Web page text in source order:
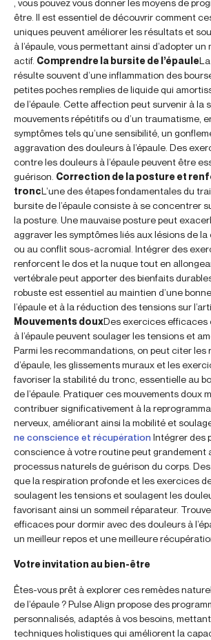
être. Il est essentiel de découvrir comment
uniques peuvent améliorer les résultats et
à l’épaule, vous permettant ainsi d’adopter un
actif. Comprendre la bursite de l’épaule
résulte souvent d’une inflammation des
petites poches remplies de liquide qui
de l’épaule. Cette affection peut survenir à la
mouvements répétitifs ou d’un traumatisme,
symptômes tels qu’une sensibilité, un
aggravation des douleurs à l’épaule. Des
contre les douleurs à l’épaule peuvent être
guérison. Correction de la posture et
troncL’une des étapes fondamentales du
bursite de l’épaule consiste à se concentrer
la posture. Une mauvaise posture peut
aggraver les symptômes liés aux lésions de
ou au conflit sous-acromial. Intégrer des
renforcent le dos et la nuque tout en
vertébrale peut apporter des bienfaits
robuste est essentiel au maintien d’une
l’épaule et à la réduction des tensions sur
Mouvements douxDes exercices efficaces
à l’épaule peuvent soulager les tensions et
Parmi les recommandations, on peut citer les
d’épaule, les glissements muraux et les
favoriser la stabilité du tronc, essentielle au
de l’épaule. Pratiquer ces mouvements doux
contribuer significativement à la
nerveux, améliorant ainsi la mobilité et
ne conscience et récupérationIntégrer des
conscience à votre routine peut grandement
processus naturels de guérison du corps.
que la respiration profonde et les exercices
soulagent les tensions et soulagent les
favorisant ainsi un sommeil réparateur.
efficaces pour dormir avec des douleurs à
un meilleur repos et une meilleure
Votre invitation au bien-être
Êtes-vous prêt à explorer ces remèdes
de l’épaule ? Pulse Align propose des
personnalisés, adaptés à vos besoins,
techniques holistiques qui améliorent la